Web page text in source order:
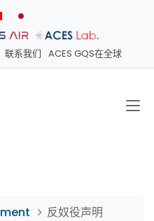
联系我们 ACES GQS在全球
反奴役声明